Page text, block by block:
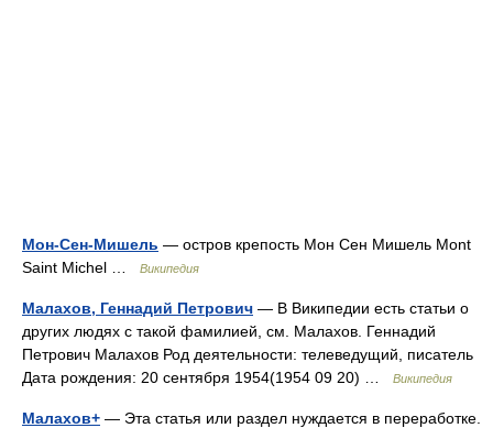
Мон-Сен-Мишель — остров крепость Мон Сен Мишель Mont
Saint Michel …
Википедия
Малахов, Геннадий Петрович — В Википедии есть статьи о
других людях с такой фамилией, см. Малахов. Геннадий
Петрович Малахов Род деятельности: телеведущий, писатель
Дата рождения: 20 сентября 1954(1954 09 20) …
Википедия
Малахов+ — Эта статья или раздел нуждается в переработке.